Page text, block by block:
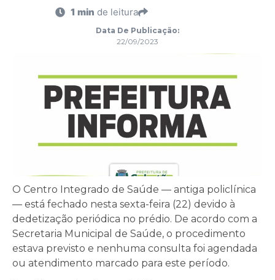
1 min de leitura
Data De Publicação:
22/09/2023
O Centro Integrado de Saúde — antiga policlínica
— está fechado nesta sexta-feira (22) devido à
dedetização periódica no prédio. De acordo com a
Secretaria Municipal de Saúde, o procedimento
estava previsto e nenhuma consulta foi agendada
ou atendimento marcado para este período.